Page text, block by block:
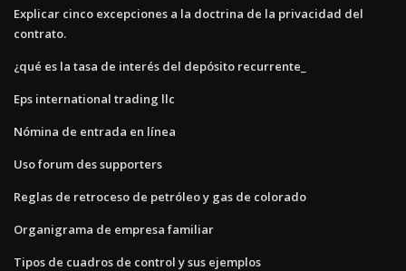
Explicar cinco excepciones a la doctrina de la privacidad del
contrato.
¿qué es la tasa de interés del depósito recurrente_
Eps international trading llc
Nómina de entrada en línea
Uso forum des supporters
Reglas de retroceso de petróleo y gas de colorado
Organigrama de empresa familiar
Tipos de cuadros de control y sus ejemplos